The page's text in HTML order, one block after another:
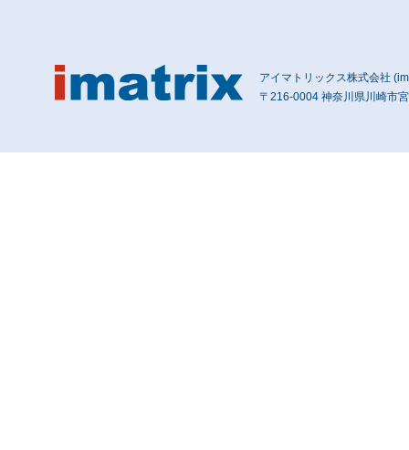
アイマトリックス株式会社
〒216-0004 神奈川県川崎市